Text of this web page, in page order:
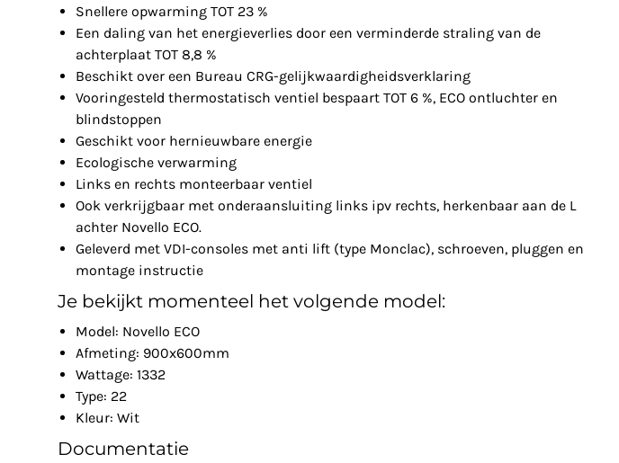
Snellere opwarming TOT 23 %
Een daling van het energieverlies door een verminderde straling van de
achterplaat TOT 8,8 %
Beschikt over een Bureau CRG-gelijkwaardigheidsverklaring
Vooringesteld thermostatisch ventiel bespaart TOT 6 %, ECO ontluchter en
blindstoppen
Geschikt voor hernieuwbare energie
Ecologische verwarming
Links en rechts monteerbaar ventiel
Ook verkrijgbaar met onderaansluiting links ipv rechts, herkenbaar aan de L
achter Novello ECO.
Geleverd met VDI-consoles met anti lift (type Monclac), schroeven, pluggen en
montage instructie
Je bekijkt momenteel het volgende model:
Model: Novello ECO
Afmeting: 900x600mm
Wattage: 1332
Type: 22
Kleur: Wit
Documentatie